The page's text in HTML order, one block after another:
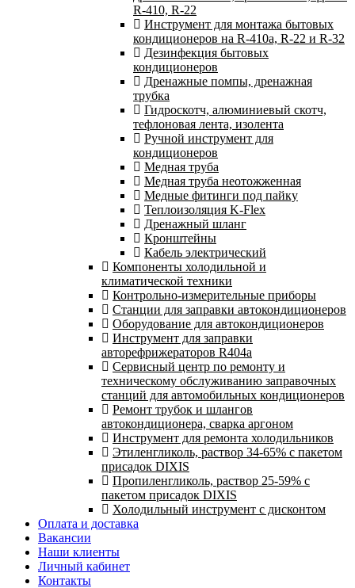
R-410, R-22
Инструмент для монтажа бытовых
кондиционеров на R-410а, R-22 и R-32
Дезинфекция бытовых
кондиционеров
Дренажные помпы, дренажная
трубка
Гидроскотч, алюминиевый скотч,
тефлоновая лента, изолента
Ручной инструмент для
кондиционеров
Медная труба
Медная труба неотожженная
Медные фитинги под пайку
Теплоизоляция K-Flex
Дренажный шланг
Кронштейны
Кабель электрический
Компоненты холодильной и
климатической техники
Контрольно-измерительные приборы
Станции для заправки автокондиционеров
Оборудование для автокондиционеров
Инструмент для заправки
авторефрижераторов R404a
Сервисный центр по ремонту и
техническому обслуживанию заправочных
станций для автомобильных кондиционеров
Ремонт трубок и шлангов
автокондиционера, сварка аргоном
Инструмент для ремонта холодильников
Этиленгликоль, раствор 34-65% с пакетом
присадок DIXIS
Пропиленгликоль, раствор 25-59% с
пакетом присадок DIXIS
Холодильный инструмент с дисконтом
Оплата и доставка
Вакансии
Наши клиенты
Личный кабинет
Контакты